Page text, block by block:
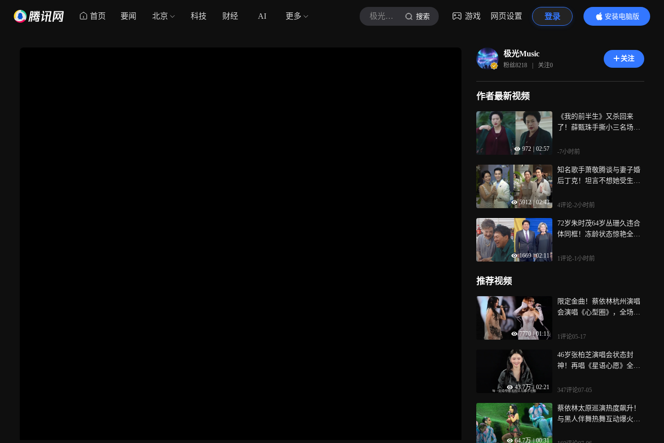
首页 要闻 北京 科技 财经 AI 更多 极光Music 搜索 游戏 网页设置 登录
安装电脑版
内容更精彩
极光Music
粉丝8218 | 关注0
关注
作者最新视频
972 02:57
《我的前半生》又杀回来
了！薛甄珠手撕小三名场面
洗脑！
-7小时前
5912 02:43
知名歌手萧敬腾谈与妻子婚
后丁克！坦言不想她受生育
缘！
4评论-2小时前
1669 | 02:11
72岁朱时茂64岁丛珊久违合
体同框！冻龄状态惊艳全
马人》！
1评论-1小时前
推荐视频
7770 | 01:11
限定金曲！蔡依林杭州演唱
会演唱《心型圈》，全场大
1评论05-17
43.7万 | 02:21
46岁张柏芝演唱会状态封
神！再唱《星语心愿》全开
子的妈！
347评论07-05
64.7万 | 00:31
蔡依林太原巡演热度飙升！
与黑人伴舞热舞互动爆火，